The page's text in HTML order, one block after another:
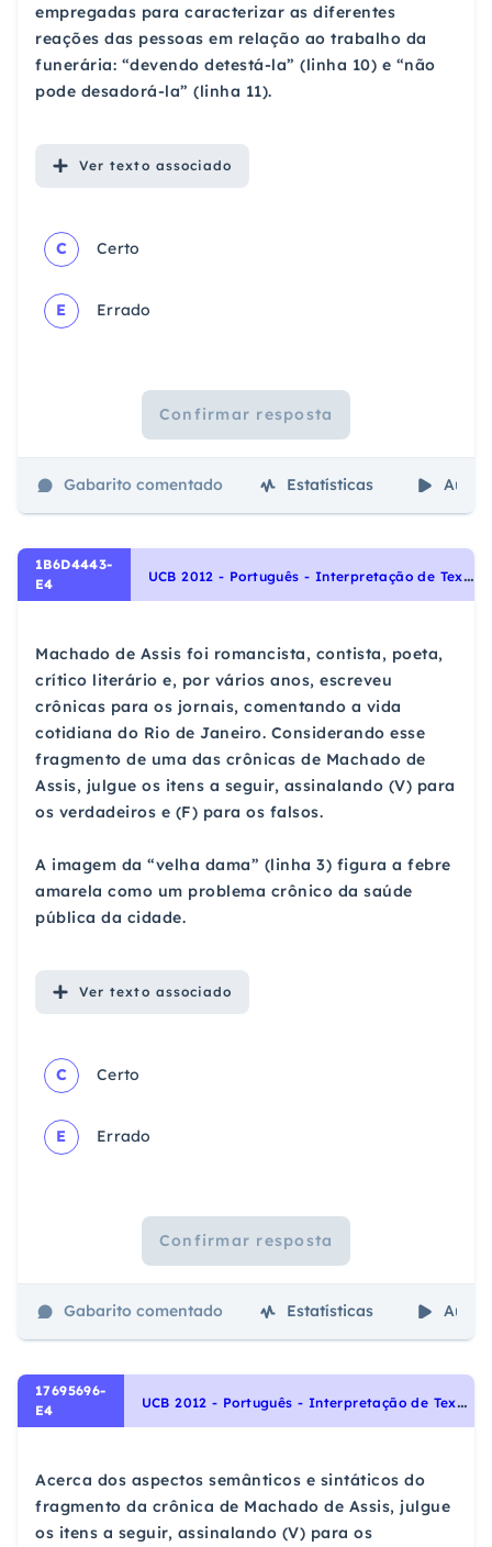
empregadas para caracterizar as diferentes
reações das pessoas em relação ao trabalho da
funerária: “devendo detestá-la” (linha 10) e “não
pode desadorá-la” (linha 11).
Ver texto associado
C Certo
E Errado
Confirmar resposta
Gabarito comentado Estatísticas Aulas
1B6D4443-
E4
U
CB 2012 - Português - Interpretação de Textos
Machado de Assis foi romancista, contista, poeta,
crítico literário e, por vários anos, escreveu
crônicas para os jornais, comentando a vida
cotidiana do Rio de Janeiro. Considerando esse
fragmento de uma das crônicas de Machado de
Assis, julgue os itens a seguir, assinalando (V) para
os verdadeiros e (F) para os falsos.
A imagem da “velha dama” (linha 3) figura a febre
amarela como um problema crônico da saúde
pública da cidade.
Ver texto associado
C Certo
E Errado
Confirmar resposta
Gabarito comentado Estatísticas Aulas
17695696-
E4
U
CB 2012 - Português - Interpretação de Textos
Acerca dos aspectos semânticos e sintáticos do
fragmento da crônica de Machado de Assis, julgue
os itens a seguir, assinalando (V) para os